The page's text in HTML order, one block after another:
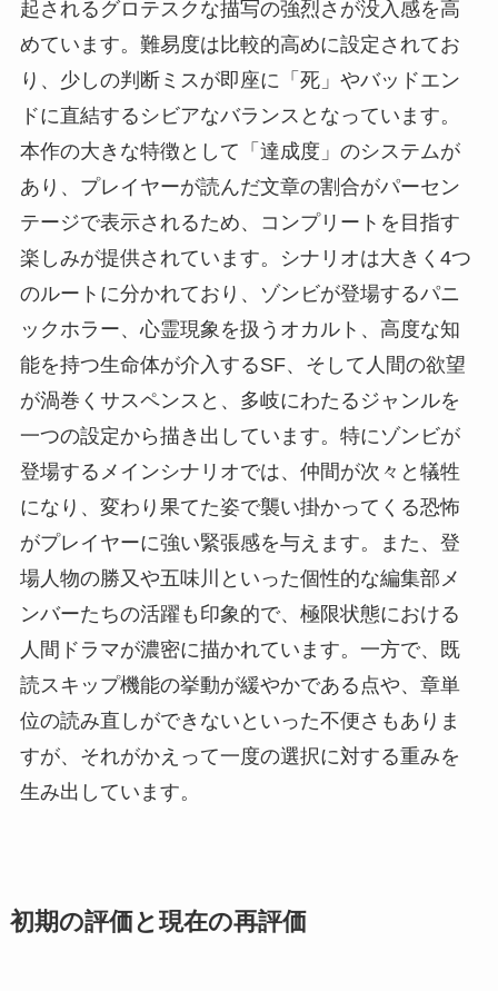
起されるグロテスクな描写の強烈さが没入感を高
めています。難易度は比較的高めに設定されてお
り、少しの判断ミスが即座に「死」やバッドエン
ドに直結するシビアなバランスとなっています。
本作の大きな特徴として「達成度」のシステムが
あり、プレイヤーが読んだ文章の割合がパーセン
テージで表示されるため、コンプリートを目指す
楽しみが提供されています。シナリオは大きく4つ
のルートに分かれており、ゾンビが登場するパニ
ックホラー、心霊現象を扱うオカルト、高度な知
能を持つ生命体が介入するSF、そして人間の欲望
が渦巻くサスペンスと、多岐にわたるジャンルを
一つの設定から描き出しています。特にゾンビが
登場するメインシナリオでは、仲間が次々と犠牲
になり、変わり果てた姿で襲い掛かってくる恐怖
がプレイヤーに強い緊張感を与えます。また、登
場人物の勝又や五味川といった個性的な編集部メ
ンバーたちの活躍も印象的で、極限状態における
人間ドラマが濃密に描かれています。一方で、既
読スキップ機能の挙動が緩やかである点や、章単
位の読み直しができないといった不便さもありま
すが、それがかえって一度の選択に対する重みを
生み出しています。
初期の評価と現在の再評価